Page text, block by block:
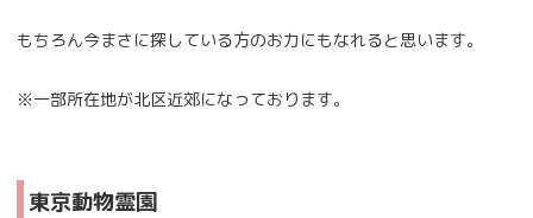
もちろん今まさに探している方のお力にもなれると思います。
※一部所在地が北区近郊になっております。
東京動物霊園